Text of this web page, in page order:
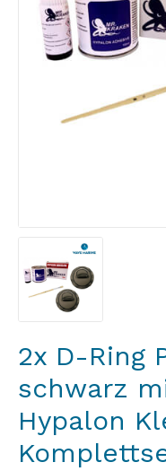
2x D-Ring
schwarz
Hypalon